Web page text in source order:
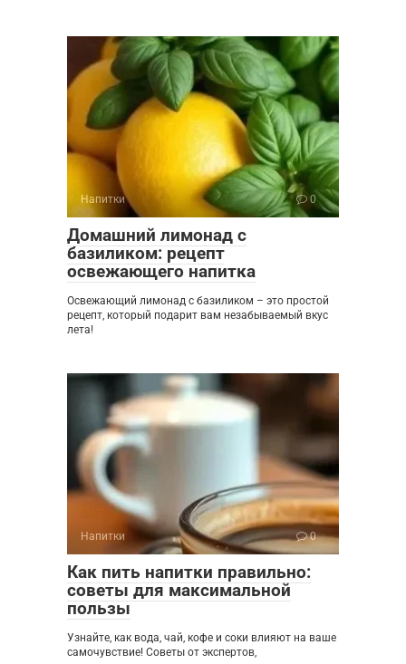
Напитки 0
Домашний лимонад с
базиликом: рецепт
освежающего напитка
Освежающий лимонад с базиликом – это простой
рецепт, который подарит вам незабываемый вкус
лета!
Напитки 0
Как пить напитки правильно:
советы для максимальной
пользы
Узнайте, как вода, чай, кофе и соки влияют на ваше
самочувствие! Советы от экспертов,